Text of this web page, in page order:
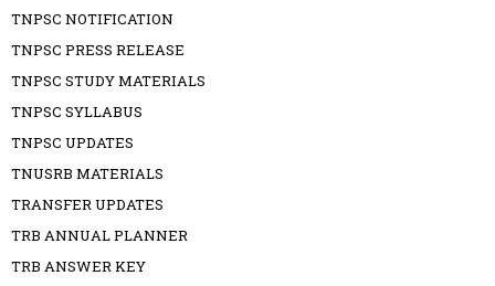
TNPSC NOTIFICATION
TNPSC PRESS RELEASE
TNPSC STUDY MATERIALS
TNPSC SYLLABUS
TNPSC UPDATES
TNUSRB MATERIALS
TRANSFER UPDATES
TRB ANNUAL PLANNER
TRB ANSWER KEY